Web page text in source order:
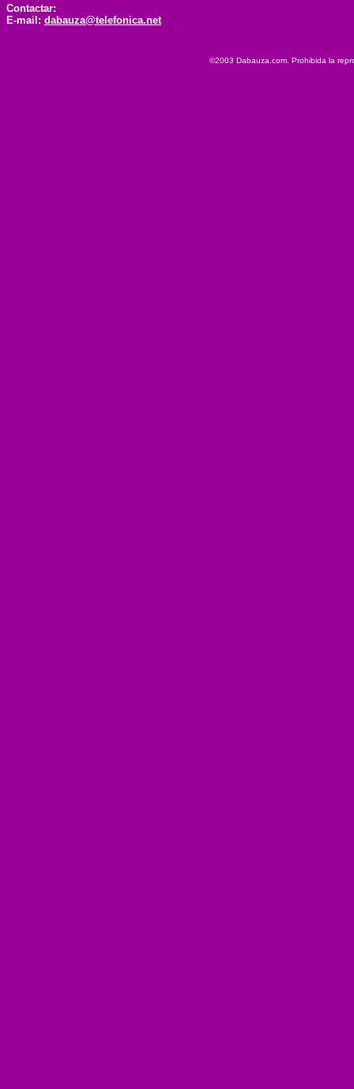
Contactar:
E-mail: dabauza@telefonica.net
©2003 Dabauza.com. Prohibida la